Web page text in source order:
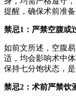
提醒，确保术前准备
禁忌1：严禁空腹或
如前文所述，空腹
适，均会影响术中
保持七分饱状态，是
禁忌2：术前严禁饮